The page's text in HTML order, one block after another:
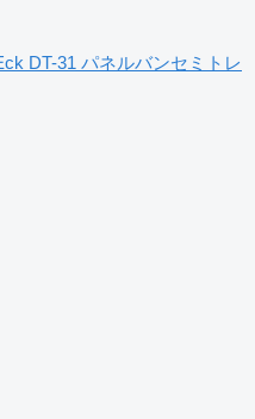
DT-31 パネルバンセミトレ